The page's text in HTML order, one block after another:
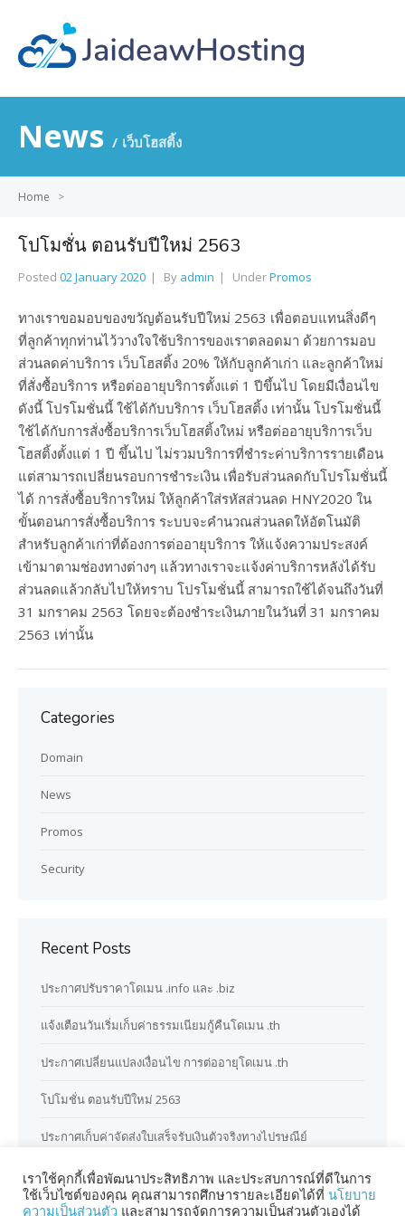
News เว็บโฮสติ้ง
Home >
โปโมชั่น ตอนรับปีใหม่ 2563
Posted 02 January 2020 By admin UnderPromos
ทางเราขอมอบของขวัญต้อนรับปีใหม่ 2563 เพื่อตอบแทนสิ่งดีๆ
ที่ลูกค้าทุกท่านไว้วางใจใช้บริการของเราตลอดมา ด้วยการมอบ
ส่วนลดค่าบริการ เว็บโฮสติ้ง 20% ให้กับลูกค้าเก่า และลูกค้าใหม่
ที่สั่งซื้อบริการ หรือต่ออายุบริการตั้งแต่ 1 ปีขึ้นไป โดยมีเงื่อนไข
ดังนี้ โปรโมชั่นนี้ ใช้ได้กับบริการ เว็บโฮสติ้ง เท่านั้น โปรโมชั่นนี้
ใช้ได้กับการสั่งซื้อบริการเว็บโฮสติ้งใหม่ หรือต่ออายุบริการเว็บ
โฮสติ้งตั้งแต่ 1 ปี ขึ้นไป ไม่รวมบริการที่ชำระค่าบริการรายเดือน
แต่สามารถเปลี่ยนรอบการชำระเงิน เพื่อรับส่วนลดกับโปรโมชั่นนี้
ได้ การสั่งซื้อบริการใหม่ ให้ลูกค้าใส่รหัสส่วนลด HNY2020 ใน
ขั้นตอนการสั่งซื้อบริการ ระบบจะคำนวณส่วนลดให้อัตโนมัติ
สำหรับลูกค้าเก่าที่ต้องการต่ออายุบริการ ให้แจ้งความประสงค์
เข้ามาตามช่องทางต่างๆ แล้วทางเราจะแจ้งค่าบริการหลังได้รับ
ส่วนลดแล้วกลับไปให้ทราบ โปรโมชั่นนี้ สามารถใช้ได้จนถึงวันที่
31 มกราคม 2563 โดยจะต้องชำระเงินภายในวันที่ 31 มกราคม
2563 เท่านั้น
Categories
Domain
News
Promos
Security
Recent Posts
ประกาศปรับราคาโดเมน .info และ .biz
แจ้งเตือนวันเริ่มเก็บค่าธรรมเนียมกู้คืนโดเมน .th
ประกาศเปลี่ยนแปลงเงื่อนไข การต่ออายุโดเมน .th
โปโมชั่น ตอนรับปีใหม่ 2563
ประกาศเก็บค่าจัดส่งใบเสร็จรับเงินตัวจริงทางไปรษณีย์
เราใช้คุกกี้เพื่อพัฒนาประสิทธิภาพ และประสบการณ์ที่ดีในการ
ใช้เว็บไซต์ของคุณ คุณสามารถศึกษารายละเอียดได้ที่ นโยบาย
ความเป็นส่วนตัว และสามารถจัดการความเป็นส่วนตัวเองได้